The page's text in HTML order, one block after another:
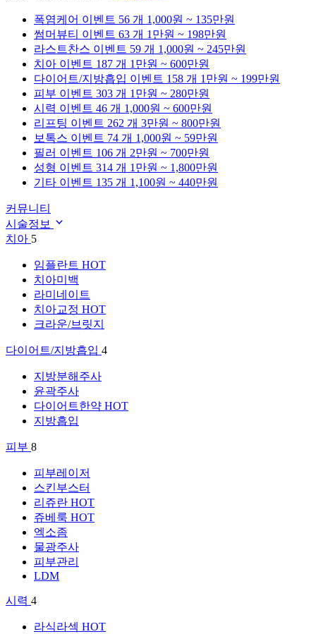
폭염케어 이벤트 56 개 1,000원 ~ 135만원
썸머뷰티 이벤트 63 개 1만원 ~ 198만원
라스트찬스 이벤트 59 개 1,000원 ~ 245만원
치아 이벤트 187 개 1만원 ~ 600만원
다이어트/지방흡입 이벤트 158 개 1만원 ~ 199만원
피부 이벤트 303 개 1만원 ~ 280만원
시력 이벤트 46 개 1,000원 ~ 600만원
리프팅 이벤트 262 개 3만원 ~ 800만원
보톡스 이벤트 74 개 1,000원 ~ 59만원
필러 이벤트 106 개 2만원 ~ 700만원
성형 이벤트 314 개 1만원 ~ 1,800만원
기타 이벤트 135 개 1,100원 ~ 440만원
커뮤니티
시술정보
치아 5
임플란트 HOT
치아미백
라미네이트
치아교정 HOT
크라운/브릿지
다이어트/지방흡입 4
지방분해주사
윤곽주사
다이어트한약 HOT
지방흡입
피부 8
피부레이저
스킨부스터
리쥬란 HOT
쥬베룩 HOT
엑소좀
물광주사
피부관리
LDM
시력 4
라식라섹 HOT